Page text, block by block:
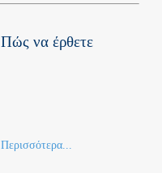
Πώς να έρθετε
Περισσότερα...